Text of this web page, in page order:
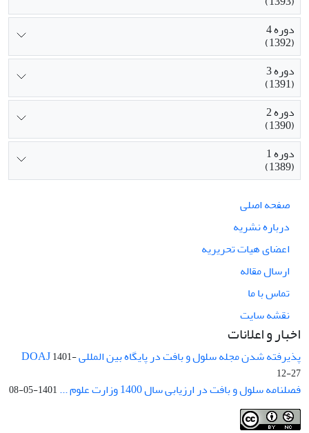
دوره 4
(1392)
دوره 3
(1391)
دوره 2
(1390)
دوره 1
(1389)
صفحه اصلی
درباره نشریه
اعضای هیات تحریریه
ارسال مقاله
تماس با ما
نقشه سایت
اخبار و اعلانات
پذیرفته شدن مجله سلول و بافت در پایگاه بین المللی DOAJ1401-
12-27
فصلنامه سلول و بافت در ارزیابی سال 1400 وزارت علوم ... 1401-05-08